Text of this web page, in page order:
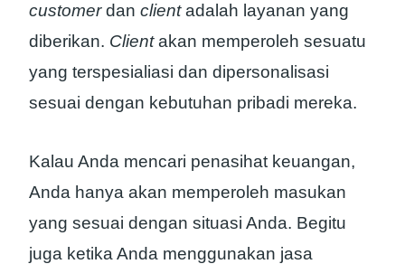
customerdan clientadalah layanan yang
diberikan. Clientakan memperoleh sesuatu
yang terspesialiasi dan dipersonalisasi
sesuai dengan kebutuhan pribadi mereka.
Kalau Anda mencari penasihat keuangan,
Anda hanya akan memperoleh masukan
yang sesuai dengan situasi Anda. Begitu
juga ketika Anda menggunakan jasa